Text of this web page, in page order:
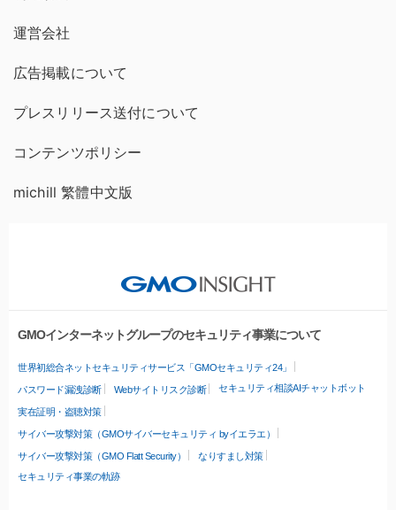
運営会社
広告掲載について
プレスリリース送付について
コンテンツポリシー
michill 繁體中文版
GMOインターネットグループのセキュリティ事業について
世界初総合ネットセキュリティサービス「GMOセキュリティ24」
パスワード漏洩診断 Webサイトリスク診断 セキュリティ相談AIチャットボット
実在証明・盗聴対策
サイバー攻撃対策（GMOサイバーセキュリティ byイエラエ）
サイバー攻撃対策（GMO Flatt Security）
なりすまし対策
セキュリティ事業の軌跡